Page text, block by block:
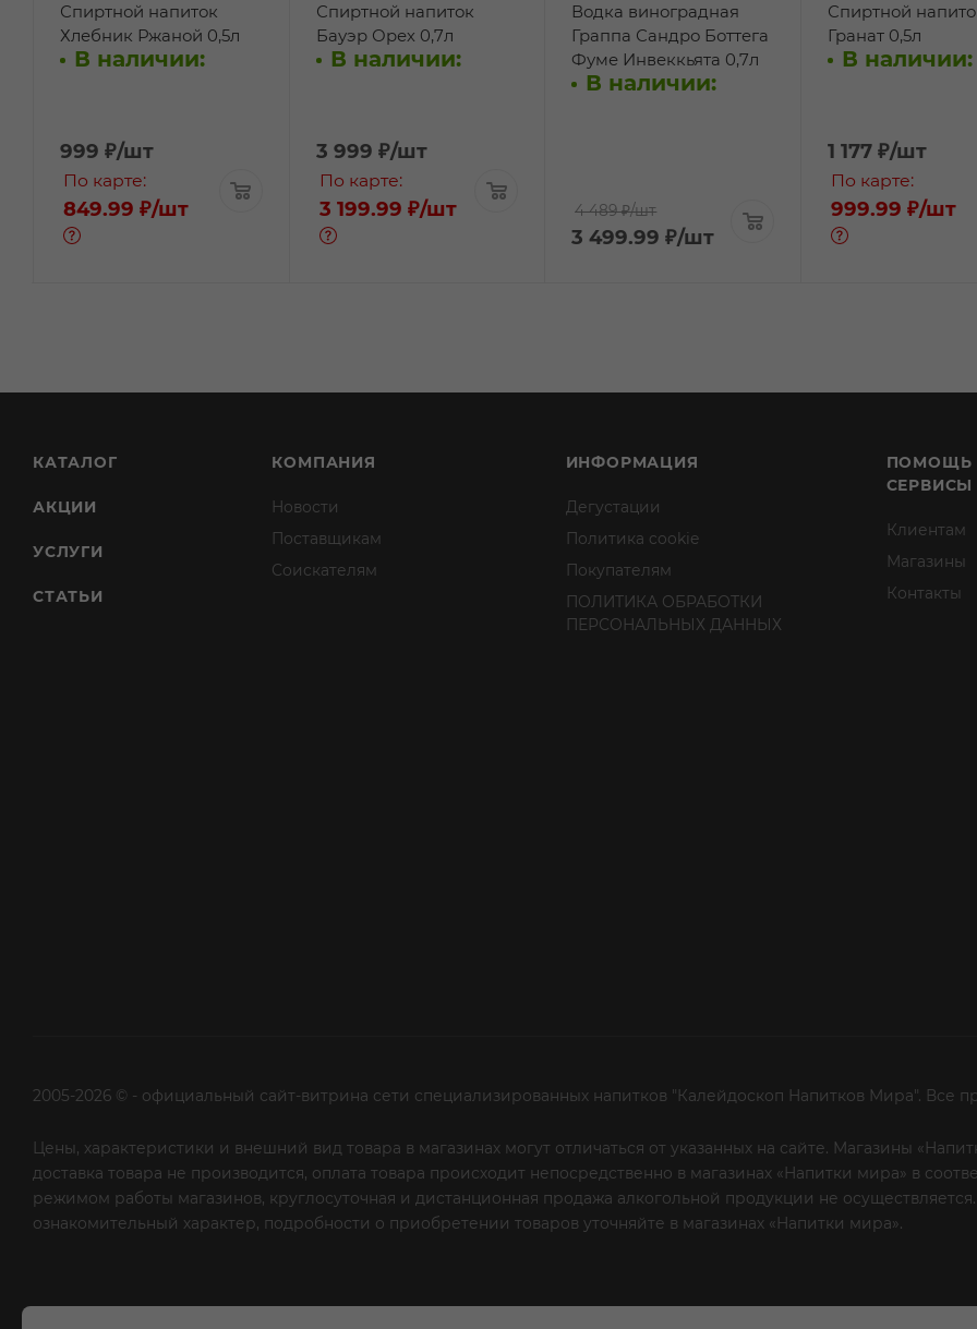
Спиртной напиток
Хлебник Ржаной 0,5л
В наличии:
999 ₽/шт
По карте:
849.99 ₽/шт
Спиртной напиток
Бауэр Орех 0,7л
В наличии:
3 999 ₽/шт
По карте:
3 199.99 ₽/шт
Водка виноградная
Граппа Сандро Боттега
Фуме Инвеккьята 0,7л
В наличии:
4 489 ₽/шт
3 499.99 ₽/шт
Спиртной
Гранат 0,5л
В наличии:
1 177 ₽/шт
По карте:
999.99 ₽/шт
КАТАЛОГ
АКЦИИ
УСЛУГИ
СТАТЬИ
КОМПАНИЯ
Новости
Поставщикам
Соискателям
ИНФОРМАЦИЯ
Дегустации
Политика cookie
Покупателям
ПОЛИТИКА ОБРАБОТКИ
ПЕРСОНАЛЬНЫХ ДАННЫХ
ПОМОЩЬ
СЕРВИСЫ
Клиентам
Магазины
Контакты
2005-2026 © - официальный сайт-витрина сети специализированных напитков "Калейдоскоп Напитков Мира". Все
Цены, характеристики и внешний вид товара в магазинах могут отличаться от указанных на сайте. Магазины
доставка товара не производится, оплата товара происходит непосредственно в магазинах «Напитки мира» в
режимом работы магазинов, круглосуточная и дистанционная продажа алкогольной продукции не
ознакомительный характер, подробности о приобретении товаров уточняйте в магазинах «Напитки мира».